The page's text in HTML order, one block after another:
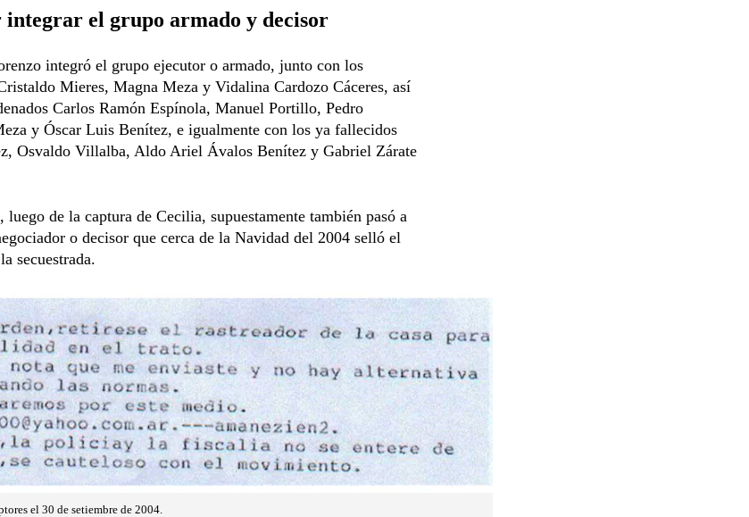
integrar el grupo armado y decisor
integró el grupo ejecutor o armado, junto con los
Mieres, Magna Meza y Vidalina Cardozo Cáceres, así
Carlos Ramón Espínola, Manuel Portillo, Pedro
y Óscar Luis Benítez, e igualmente con los ya fallecidos
Osvaldo Villalba, Aldo Ariel Ávalos Benítez y Gabriel Zárate
luego de la captura de Cecilia, supuestamente también pasó a
o decisor que cerca de la Navidad del 2004 selló el
secuestrada.
el 30 de setiembre de 2004.